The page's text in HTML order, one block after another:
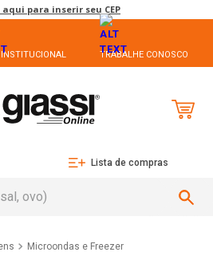
aqui para inserir seu CEP
INSTITUCIONAL TRABALHE CONOSCO
Lista de compras
Microondas e Freezer